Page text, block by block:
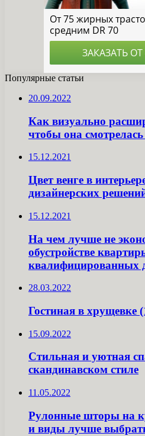
Популярные статьи
20.09.2022
Как визуально
чтобы она
15.12.2021
Цвет венге в
дизайнерских
15.12.2021
На чем лучше не
обустройстве
квалифицированных
28.03.2022
Гостиная в хрущевке
15.09.2022
Стильная и уютная
скандинавском стиле
11.05.2022
Рулонные шторы на
и виды лучше